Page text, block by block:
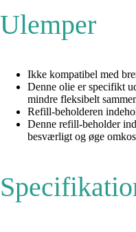
Ulemper
Ikke kompatibel med
Denne olie er specifikt
mindre fleksibelt
Refill-beholderen
Denne refill-beholder
besværligt og øge